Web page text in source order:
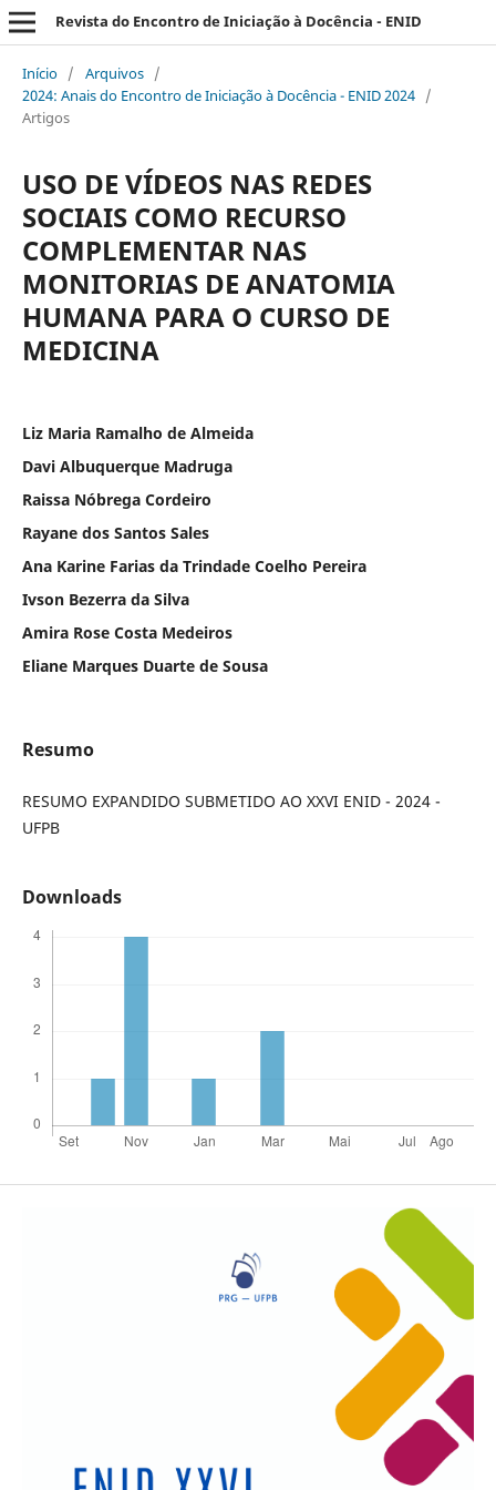
Revista do Encontro de Iniciação à Docência - ENID
Início / Arquivos /
2024: Anais do Encontro de Iniciação à Docência - ENID 2024 /
Artigos
USO DE VÍDEOS NAS REDES
SOCIAIS COMO RECURSO
COMPLEMENTAR NAS
MONITORIAS DE ANATOMIA
HUMANA PARA O CURSO DE
MEDICINA
Liz Maria Ramalho de Almeida
Davi Albuquerque Madruga
Raissa Nóbrega Cordeiro
Rayane dos Santos Sales
Ana Karine Farias da Trindade Coelho Pereira
Ivson Bezerra da Silva
Amira Rose Costa Medeiros
Eliane Marques Duarte de Sousa
Resumo
RESUMO EXPANDIDO SUBMETIDO AO XXVI ENID - 2024 -
UFPB
Downloads